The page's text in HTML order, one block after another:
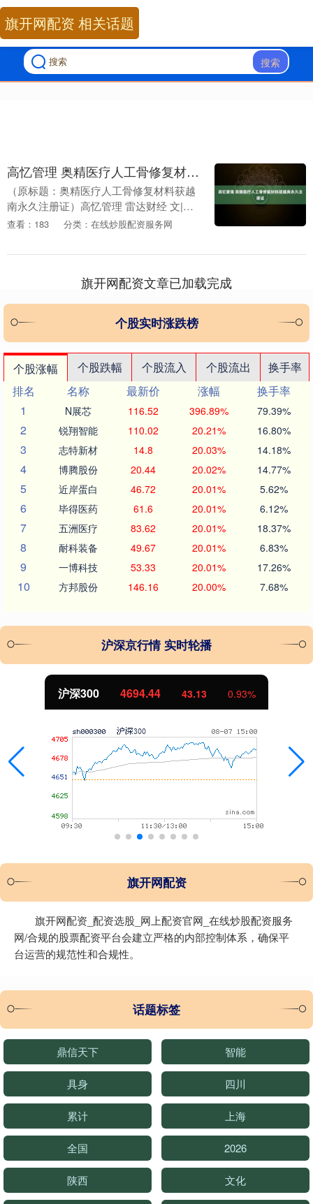
搜索
旗开网配资 相关话题
高忆管理 奥精医疗人工骨修复材料获越南永久注册证
（原标题：奥精医疗人工骨修复材料获越
南永久注册证）高忆管理 雷达财经 文|冯
秀语 编|李亦辉 6月17日高忆管理，奥精医
查看：183 分类：在线炒股配资服务网
旗开网配资文章已加载完成
个股实时涨跌榜
个股涨幅 个股跌幅 个股流入 个股流出
换手率
排名
名称 最新价 涨幅
换手率
1
N展芯 116.52 396.89% 79.39%
2 锐翔智能 110.02 20.21% 16.80%
3 志特新材 14.8 20.03% 14.18%
4 博腾股份 20.44 20.02% 14.77%
5 近岸蛋白 46.72 20.01% 5.62%
6 毕得医药 61.6 20.01% 6.12%
7 五洲医疗 83.62 20.01% 18.37%
8 耐科装备 49.67 20.01% 6.83%
9 一博科技 53.33 20.01% 17.26%
10 方邦股份 146.16 20.00% 7.68%
沪深京行情 实时轮播
沪深300 4694.44 43.13 0.93%
旗开网配资
旗开网配资_配资选股_网上配资官网_在线炒股配资服务
网/合规的股票配资平台会建立严格的内部控制体系，确保平
台运营的规范性和合规性。
话题标签
鼎信天下 智能
具身 四川
累计 上海
全国 2026
陕西 文化